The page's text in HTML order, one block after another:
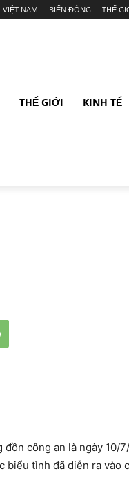
VIỆT NAM BIỂN ĐÔNG THẾ
THẾ GIỚI KINH TẾ
công an là ngày
tình đã diễn ra vào